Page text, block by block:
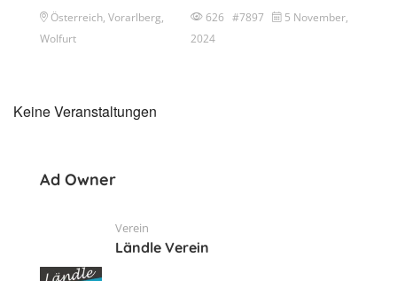
Österreich, Vorarlberg,
Wolfurt
626 #7897
5 November,
2024
Keine Veranstaltungen
Ad Owner
Verein
Ländle Verein